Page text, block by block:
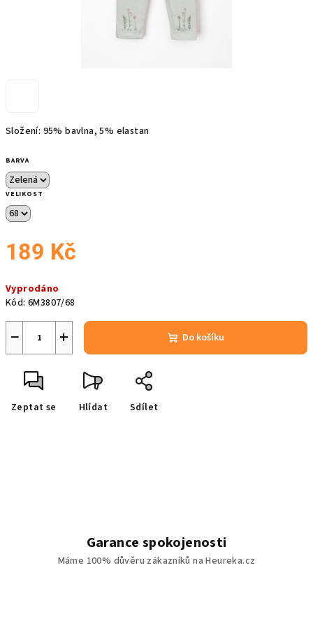
Složení: 95% bavlna, 5% elastan
BARVA
VELIKOST
189 Kč
cena:
Vyprodáno
Kód: 6M3807/68
+
− Do košíku
Zeptat se Hlídat Sdílet
Garance spokojenosti
Máme 100% důvěru zákazníků na Heureka.cz